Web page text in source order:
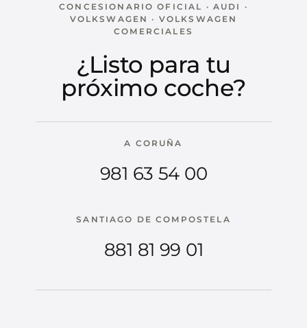
CONCESIONARIO OFICIAL · AUDI ·
VOLKSWAGEN · VOLKSWAGEN
COMERCIALES
¿Listo para tu
próximo coche?
A CORUÑA
981 63 54 00
SANTIAGO DE COMPOSTELA
881 81 99 01